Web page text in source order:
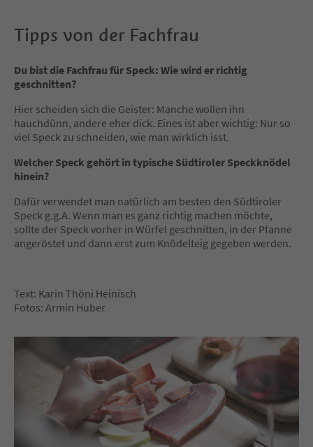
Tipps von der Fachfrau
Du bist die Fachfrau für Speck: Wie wird er richtig
geschnitten?
Hier scheiden sich die Geister: Manche wollen ihn
hauchdünn, andere eher dick. Eines ist aber wichtig: Nur so
viel Speck zu schneiden, wie man wirklich isst.
Welcher Speck gehört in typische Südtiroler Speckknödel
hinein?
Dafür verwendet man natürlich am besten den Südtiroler
Speck g.g.A. Wenn man es ganz richtig machen möchte,
sollte der Speck vorher in Würfel geschnitten, in der Pfanne
angeröstet und dann erst zum Knödelteig gegeben werden.
Text: Karin Thöni Heinisch
Fotos: Armin Huber